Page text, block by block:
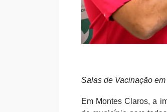
Salas de Vacinação
Em Montes Claros, a